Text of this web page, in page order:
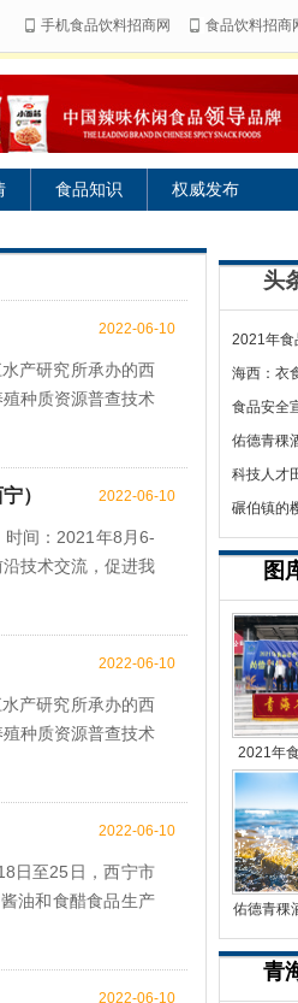
手机食品饮料招商网 食品饮料招商
食品知识 权威发布
2022-06-10
产研究所承办的西
种质资源普查技术
） 2022-06-10
间：2021年8月6-
技术交流，促进我
2022-06-10
产研究所承办的西
种质资源普查技术
2022-06-10
日至25日，西宁市
油和食醋食品生产
2022-06-10
头
2021年食
海西：衣
食品安全
佑德青稞
科技人才
碾伯镇的
图
2021年
粮食质
佑德青稞
青